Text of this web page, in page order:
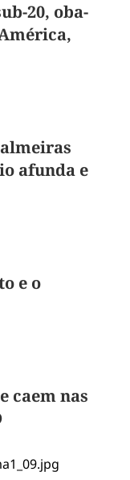
20, oba-
afunda e
e o
caem nas